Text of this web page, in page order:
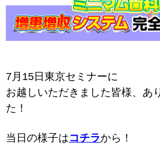
7月15日東京セミナーに
お越しいただきました皆様、あ
た！
当日の様子はコチラから！